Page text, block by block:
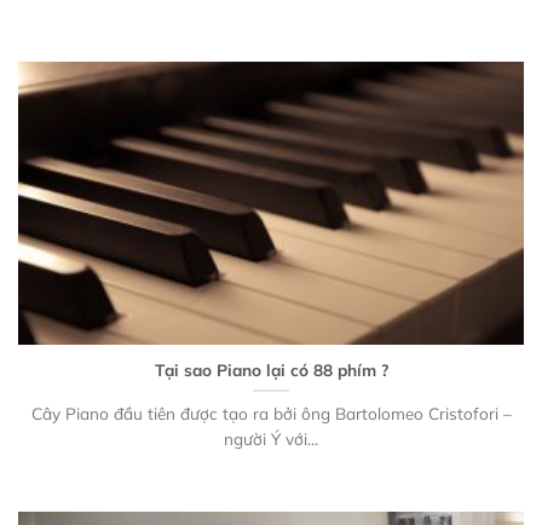
Tại sao Piano lại có 88 phím ?
Cây Piano đầu tiên được tạo ra bởi ông Bartolomeo Cristofori –
người Ý với...